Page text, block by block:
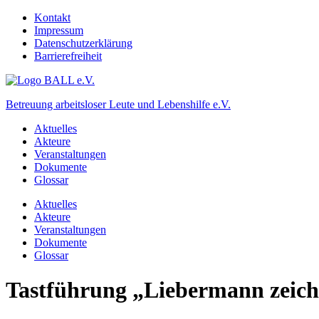
Kontakt
Impressum
Datenschutzerklärung
Barrierefreiheit
Betreuung arbeitsloser Leute und Lebenshilfe e.V.
Aktuelles
Akteure
Veranstaltungen
Dokumente
Glossar
Aktuelles
Akteure
Veranstaltungen
Dokumente
Glossar
Tastführung „Liebermann